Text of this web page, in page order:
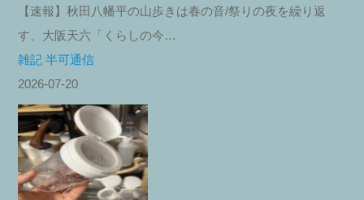
【速報】秋田八幡平の山歩きは春の音/祭りの夜を繰り返
す、大阪天六「くらしの今…
雑記 半可通信
2026-07-20